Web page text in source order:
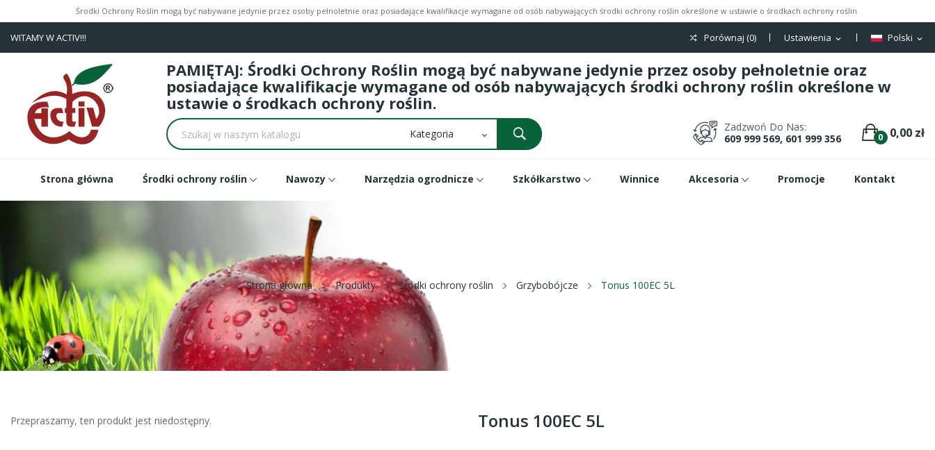
Środki Ochrony Roślin mogą być nabywane jedynie przez osoby pełnoletnie oraz posiadające kwalifikacje wymagane od osób nabywających środki ochrony roślin określone w ustawie o środkach ochrony roślin.
Polski expand_more
Ustawienia expand_more
Porównaj (0)
WITAMY W ACTIV!!!
PAMIĘTAJ: Środki Ochrony Roślin mogą być nabywane jedynie przez osoby pełnoletnie oraz
posiadające kwalifikacje wymagane od osób nabywających środki ochrony roślin określone w
ustawie o środkach ochrony roślin.
0 0,00 zł
Zadzwoń Do Nas:
609 999 569, 601 999 356
Strona główna Środki ochrony roślin Nawozy Narzędzia ogrodnicze Szkółkarstwo Winnice Akcesoria Promocje Kontakt
Strona główna Produkty Środki ochrony roślin Grzybobójcze Tonus 100EC 5L
Przepraszamy, ten produkt jest niedostępny. Tonus 100EC 5L